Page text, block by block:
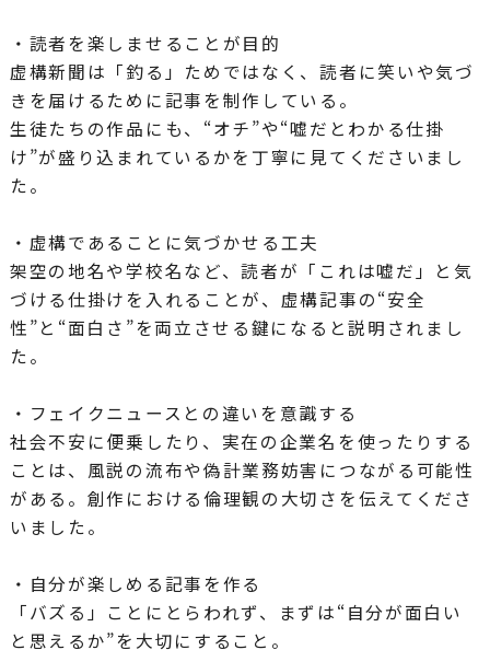
・読者を楽しませることが目的
虚構新聞は「釣る」ためではなく、読者に笑いや気づ
きを届けるために記事を制作している。
生徒たちの作品にも、“オチ”や“嘘だとわかる仕掛
け”が盛り込まれているかを丁寧に見てくださいまし
た。
・虚構であることに気づかせる工夫
架空の地名や学校名など、読者が「これは嘘だ」と気
づける仕掛けを入れることが、虚構記事の“安全
性”と“面白さ”を両立させる鍵になると説明されまし
た。
・フェイクニュースとの違いを意識する
社会不安に便乗したり、実在の企業名を使ったりする
ことは、風説の流布や偽計業務妨害につながる可能性
がある。創作における倫理観の大切さを伝えてくださ
いました。
・自分が楽しめる記事を作る
「バズる」ことにとらわれず、まずは“自分が面白い
と思えるか”を大切にすること。